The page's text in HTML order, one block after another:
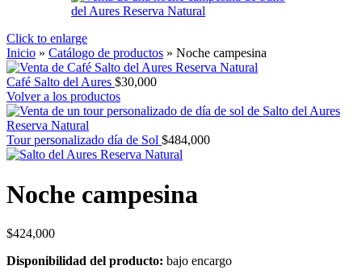
Click to enlarge
Inicio » Catálogo de productos » Noche campesina
Café Salto del Aures $30,000
Volver a los productos
Tour personalizado día de Sol $484,000
Noche campesina
$424,000
Disponibilidad del producto: bajo encargo